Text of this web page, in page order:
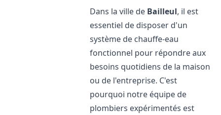
Dans la ville de Bailleul, il est
essentiel de disposer d'un
système de chauffe-eau
fonctionnel pour répondre aux
besoins quotidiens de la maison
ou de l'entreprise. C'est
pourquoi notre équipe de
plombiers expérimentés est